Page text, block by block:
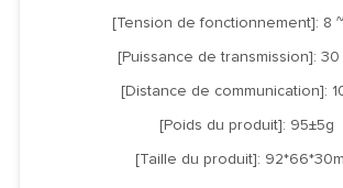
[Tension de fonctionnement]: 8
[Puissance de transmission]: 30
[Distance de communication]:
[Poids du produit]: 95±5g
[Taille du produit]: